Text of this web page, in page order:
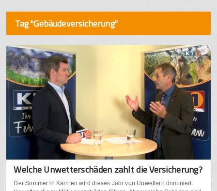
Tag "Gebäudeversicherung"
Welche Unwetterschäden zahlt die Versicherung?
Der Sommer in Kärnten wird dieses Jahr von Unwettern dominiert.